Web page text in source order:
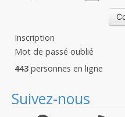
Inscription
Mot de passé oublié
443 personnes en ligne
Suivez-nous